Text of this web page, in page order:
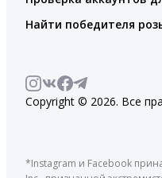
Найти победителя
Copyright © 2026. Все
*Instagram и Facebook